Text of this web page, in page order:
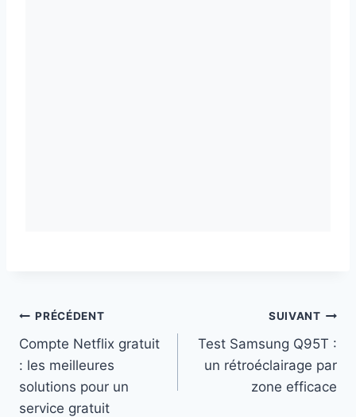
Navigation
de
l’article
PRÉCÉDENT
Compte Netflix gratuit
: les meilleures
solutions pour un
service gratuit
SUIVANT
Test Samsung Q95T :
un rétroéclairage par
zone efficace